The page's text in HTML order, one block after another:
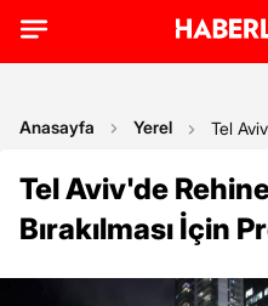
Anasayfa Yerel Tel
Tel Aviv'de
Bırakılması İçin